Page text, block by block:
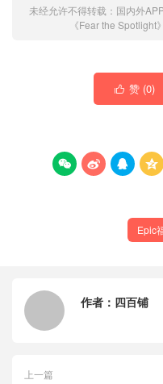
未经允许不得转载： 国内外
《Fear the
 赞 (0)
   
Epic
作者： 四百铺
上一篇